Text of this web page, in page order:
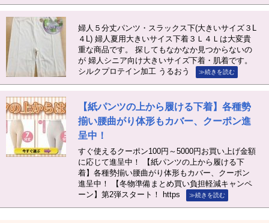
婦人５分丈パンツ・スラックス下(大きいサイズ３L
４L) 婦人夏用大きいサイス下着３Ｌ４Ｌは大変貴
重な商品です。 探してもなかなか見つからないの
が 婦人シニア向け大きいサイズ下着・肌着です。
シルクプロテイン加工 うるおう
≫続きを読む
【紙パンツの上から履ける下着】各種勢
揃い腰曲がり体形もカバー、クーポン進
呈中！
すぐ使えるクーポン100円～5000円お買い上げ金額
に応じて進呈中！ 【紙パンツの上から履ける下
着】各種勢揃い腰曲がり体形もカバー、クーポン
進呈中！ 【冬物準備まとめ買い負担軽減キャンペ
ーン】第2弾スタート！ https
≫続きを読む